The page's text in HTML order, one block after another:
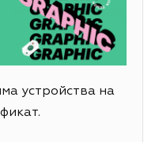
устройства на